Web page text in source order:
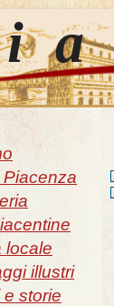
locale
illustri
storie